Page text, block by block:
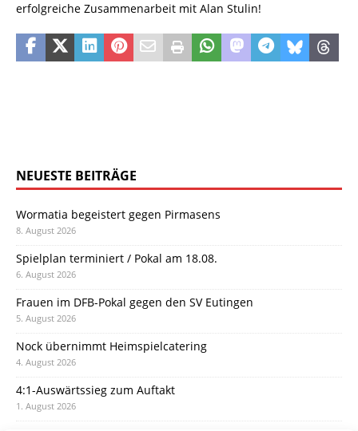
erfolgreiche Zusammenarbeit mit Alan Stulin!
NEUESTE BEITRÄGE
Wormatia begeistert gegen Pirmasens
8. August 2026
Spielplan terminiert / Pokal am 18.08.
6. August 2026
Frauen im DFB-Pokal gegen den SV Eutingen
5. August 2026
Nock übernimmt Heimspielcatering
4. August 2026
4:1-Auswärtssieg zum Auftakt
1. August 2026